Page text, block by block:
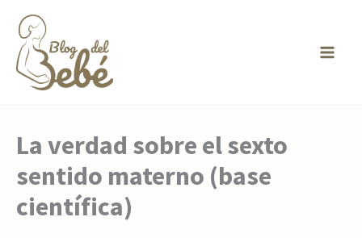
contenido
La verdad sobre el sexto
sentido materno (base
científica)